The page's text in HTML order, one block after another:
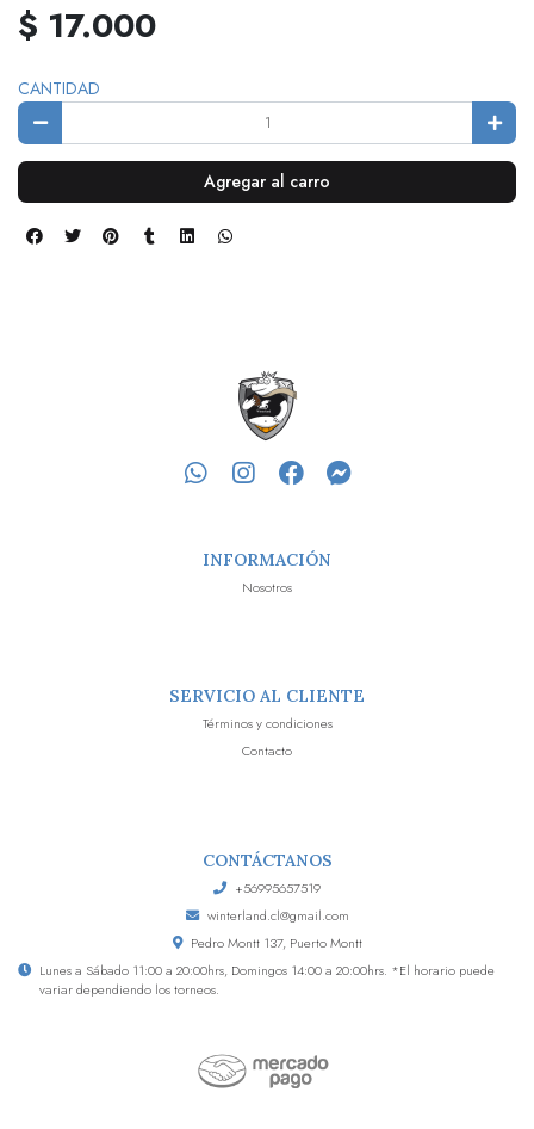
$ 17.000
CANTIDAD
Agregar al carro
INFORMACIÓN
Nosotros
SERVICIO AL CLIENTE
Términos y condiciones
Contacto
CONTÁCTANOS
+56995657519
winterland.cl@gmail.com
Pedro Montt 137, Puerto Montt
Lunes a Sábado 11:00 a 20:00hrs, Domingos 14:00 a 20:00hrs. *El horario puede
variar dependiendo los torneos.